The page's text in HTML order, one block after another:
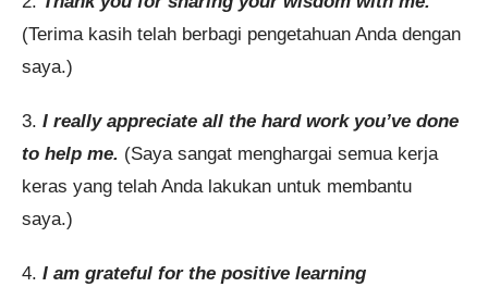
(Terima kasih telah berbagi pengetahuan Anda dengan
saya.)
3. I really appreciate all the hard work you’ve done
to help me. (Saya sangat menghargai semua kerja
keras yang telah Anda lakukan untuk membantu
saya.)
4. I am grateful for the positive learning